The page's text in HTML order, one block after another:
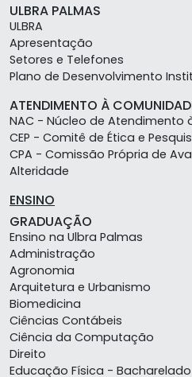
ULBRA PALMAS
ULBRA
Apresentação
Setores e Telefones
Plano de Desenvolvimento
ATENDIMENTO À
NAC - Núcleo de Atendimento
CEP - Comitê de Ética e
CPA - Comissão Própria de
Alteridade
ENSINO
GRADUAÇÃO
Ensino na Ulbra Palmas
Administração
Agronomia
Arquitetura e Urbanismo
Biomedicina
Ciências Contábeis
Ciência da Computação
Direito
Educação Física - Bacharelado